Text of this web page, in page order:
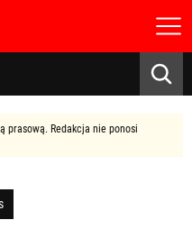
prasową. Redakcja nie ponosi